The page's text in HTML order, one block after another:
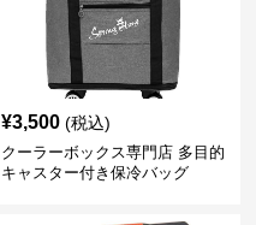
¥3,500 (税込)
クーラーボックス専門店 多目的
キャスター付き保冷バッグ